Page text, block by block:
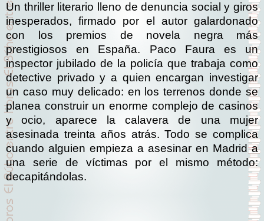
Un thriller literario lleno de denuncia social y giros
inesperados, firmado por el autor galardonado
con los premios de novela negra más
prestigiosos en España. Paco Faura es un
inspector jubilado de la policía que trabaja como
detective privado y a quien encargan investigar
un caso muy delicado: en los terrenos donde se
planea construir un enorme complejo de casinos
y ocio, aparece la calavera de una mujer
asesinada treinta años atrás. Todo se complica
cuando alguien empieza a asesinar en Madrid a
una serie de víctimas por el mismo método:
decapitándolas.